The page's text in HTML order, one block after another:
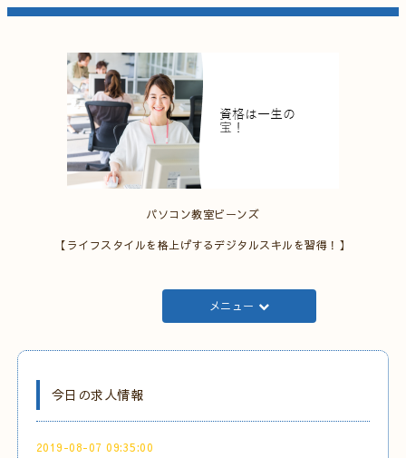
パソコン教室ビーンズ
【ライフスタイルを格上げするデジタルスキルを習得！】
メニュー
今日の求人情報
2019-08-07 09:35:00